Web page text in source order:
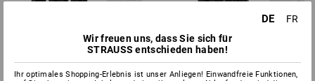
DE
FR
Wir freuen uns, dass Sie sich für
STRAUSS entschieden haben!
Ihr optimales Shopping-Erlebnis ist unser Anliegen! Einwandfreie Funktionen,